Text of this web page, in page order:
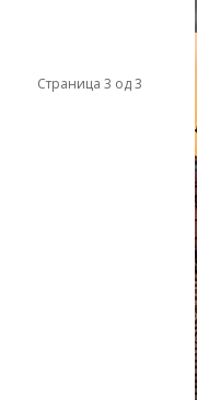
Страница 3 од 3